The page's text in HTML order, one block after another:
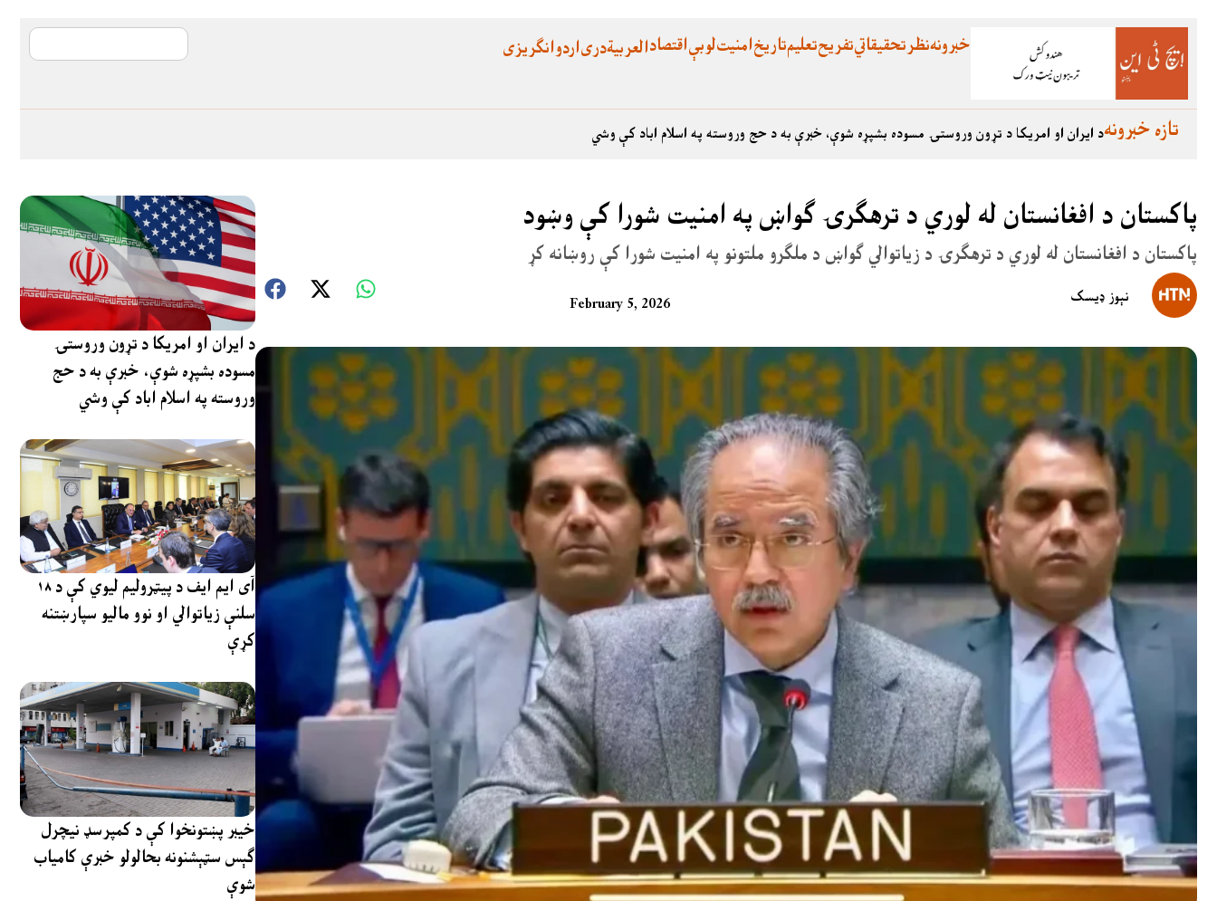
اقتصادلوبېامنیتتاریختعلیمتفریحتحقیقاتينظرخبرونه انگریزیاردودریالعربية
د ایران او امریکا د تړون وروستۍ مسوده بشپړه شوې، خبرې به د حج وروسته په اسلام اباد کې وشيتازه خبرونه
د ایران او امریکا د تړون وروستۍ
مسوده بشپړه شوې، خبرې به د حج
وروسته په اسلام اباد کې وشي
آی ایم ایف د پیټرولیم لیوي کې د ۱۸
سلنې زیاتوالي او نوو مالیو سپارښتنه
کړې
خیبر پښتونخوا کې د کمپرسډ نیچرل
ګېس سټېشنونه بحالولو خبرې کامیاب
شوې
پاکستان د افغانستان له لوري د ترهګرۍ ګواښ په امنیت شورا کې وښود
پاکستان د افغانستان له لوري د ترهګرۍ د زیاتوالي ګواښ د ملګرو ملتونو په امنیت شورا کې روښانه کړ
February 5, 2026 نېوز ډیسک